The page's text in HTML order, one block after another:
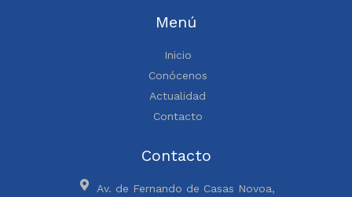
Menú
Inicio
Conócenos
Actualidad
Contacto
Contacto
Av. de Fernando de Casas Novoa,